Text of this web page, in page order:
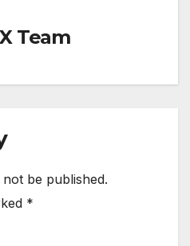
Team
be published.
*